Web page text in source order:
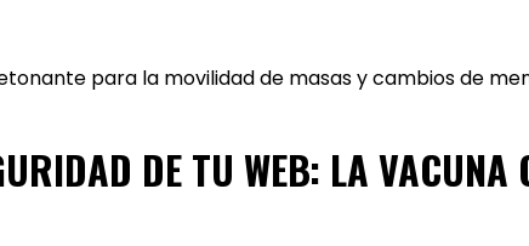
para la movilidad de masas y cambios de
DE TU WEB: LA VACUNA